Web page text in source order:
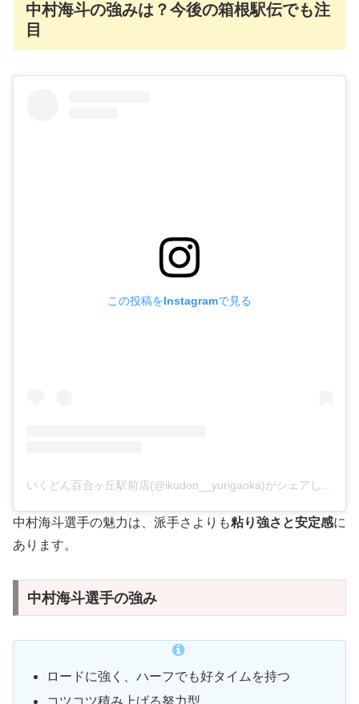
中村海斗の強みは？今後の箱根駅伝でも注
目
この投稿をInstagramで見る
中村海斗選手の魅力は、派手さよりも粘り強さと安定感に
あります。
中村海斗選手の強み
ロードに強く、ハーフでも好タイムを持つ
コツコツ積み上げる努力型